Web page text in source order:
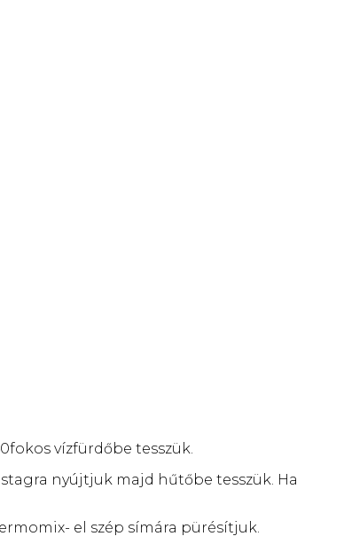
vízfürdőbe tesszük.
nyújtjuk majd hűtőbe tesszük. Ha
el szép símára pürésítjuk.